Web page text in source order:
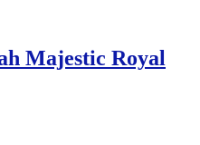
Majestic Royal